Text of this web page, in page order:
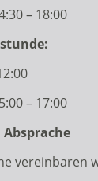
– 18:00
– 17:00
vereinbaren